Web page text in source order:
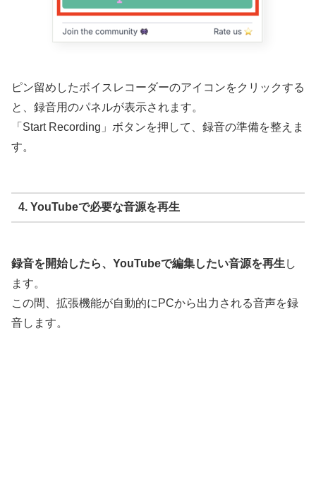
ピン留めしたボイスレコーダーのアイコンをクリックする
と、録音用のパネルが表示されます。
「Start Recording」ボタンを押して、録音の準備を整えま
す。
4. YouTubeで必要な音源を再生
録音を開始したら、YouTubeで編集したい音源を再生し
ます。
この間、拡張機能が自動的にPCから出力される音声を録
音します。